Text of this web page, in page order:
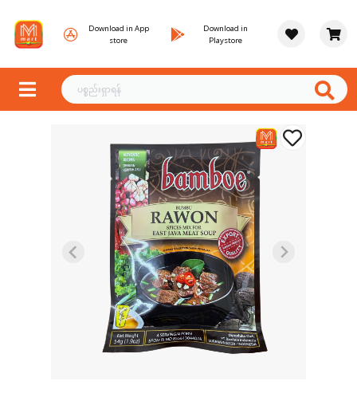
Download in App
store
Download in
Playstore